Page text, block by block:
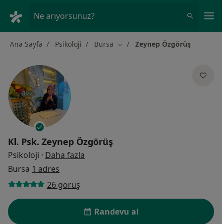
Ne arıyorsunuz?
Ana Sayfa Psikoloji Bursa Şehir değiştir
Zeynep Özgörüş
Kl. Psk. Zeynep Özgörüş
Psikoloji · Daha fazla
Bursa 1 adres
26 görüş
Randevu al